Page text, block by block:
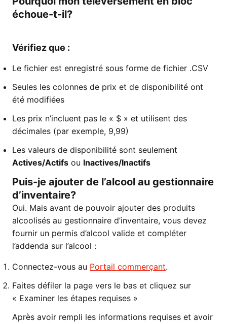
échoue-t-il?
Vérifiez que :
Le fichier est enregistré sous forme de fichier .CSV
Seules les colonnes de prix et de disponibilité ont
été modifiées
Les prix n’incluent pas le « $ » et utilisent des
décimales (par exemple, 9,99)
Les valeurs de disponibilité sont seulement
Actives/Actifs ou Inactives/Inactifs
Puis-je ajouter de l’alcool au gestionnaire
d’inventaire?
Oui. Mais avant de pouvoir ajouter des produits
alcoolisés au gestionnaire d’inventaire, vous devez
fournir un permis d’alcool valide et compléter
l’addenda sur l’alcool :
Connectez-vous au Portail commerçant.
Faites défiler la page vers le bas et cliquez sur
« Examiner les étapes requises »
Après avoir rempli les informations requises et avoir